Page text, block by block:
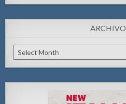
ARCHIVO
Archivo